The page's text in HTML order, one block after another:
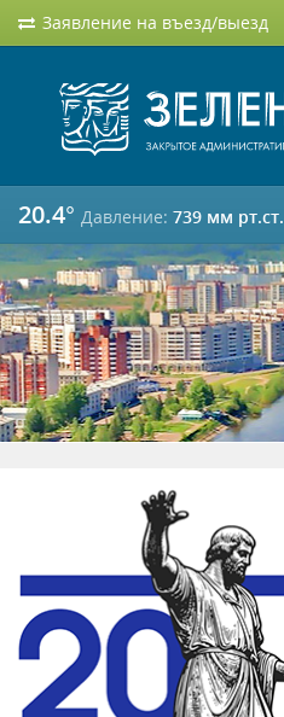
Заявление на въезд/выезд
20.4° Давление: 739 мм рт.ст.